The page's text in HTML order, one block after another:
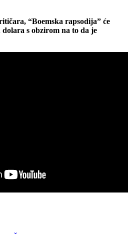
“Boemska rapsodija” će
s obzirom na to da je